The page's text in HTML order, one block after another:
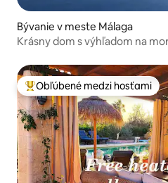
Bývanie v meste Málaga
Krásny dom s výhľadom na
Najobľúbenejšie medzi hosťami
Obľúbené medzi hosťami